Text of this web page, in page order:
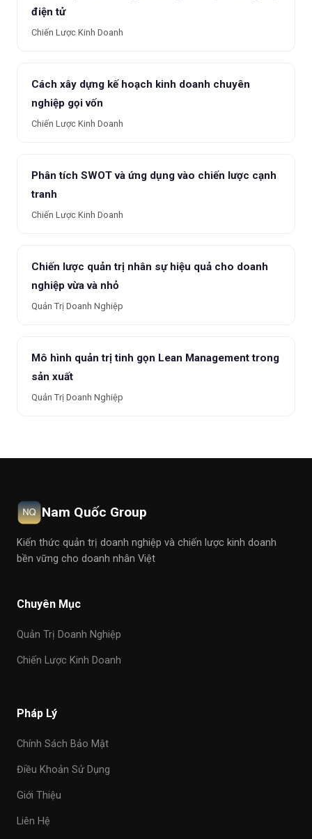
điện tử
Chiến Lược Kinh Doanh
Cách xây dựng kế hoạch kinh doanh chuyên
nghiệp gọi vốn
Chiến Lược Kinh Doanh
Phân tích SWOT và ứng dụng vào chiến lược cạnh
tranh
Chiến Lược Kinh Doanh
Chiến lược quản trị nhân sự hiệu quả cho doanh
nghiệp vừa và nhỏ
Quản Trị Doanh Nghiệp
Mô hình quản trị tinh gọn Lean Management trong
sản xuất
Quản Trị Doanh Nghiệp
Nam Quốc Group
Kiến thức quản trị doanh nghiệp và chiến lược kinh doanh
bền vững cho doanh nhân Việt
Chuyên Mục
Quản Trị Doanh Nghiệp
Chiến Lược Kinh Doanh
Pháp Lý
Chính Sách Bảo Mật
Điều Khoản Sử Dụng
Giới Thiệu
Liên Hệ